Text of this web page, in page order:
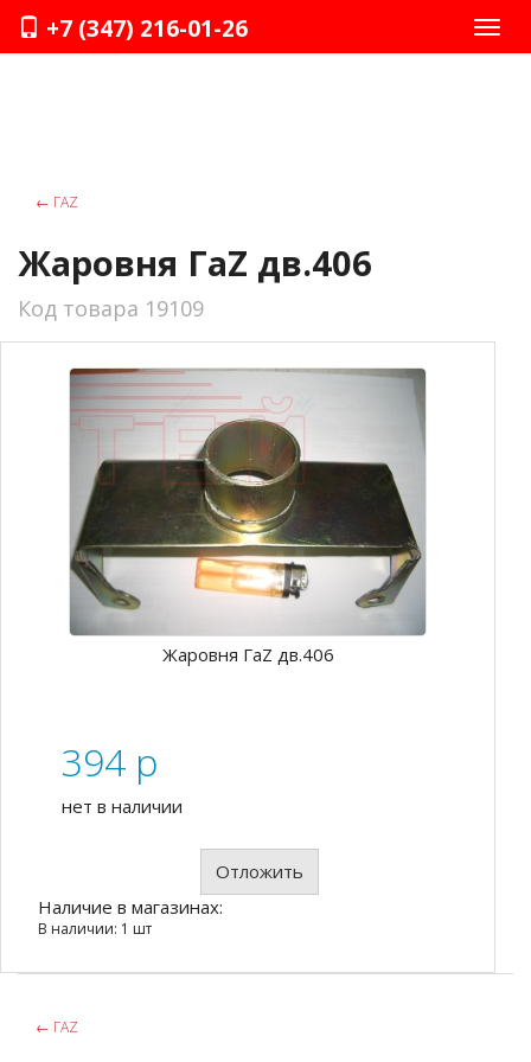
+7 (347) 216-01-26
← ГАZ
Жаровня ГаZ дв.406
Код товара 19109
Жаровня ГаZ дв.406
394 p
нет в наличии
Отложить
Наличие в магазинах:
В наличии: 1 шт
← ГАZ